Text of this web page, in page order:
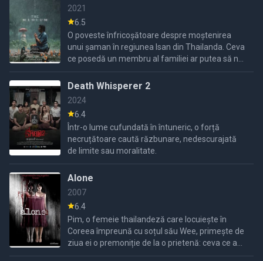
2021
6.5
O poveste înfricoșătoare despre moștenirea
unui șaman în regiunea Isan din Thailanda. Ceva
ce posedă un membru al familiei ar putea să nu
fie zeița pe care o credeau.
Death Whisperer 2
2024
6.4
Într-o lume cufundată în întuneric, o forță
necruțătoare caută răzbunare, nedescurajată
de limite sau moralitate.
Alone
2007
6.4
Pim, o femeie thailandeză care locuiește în
Coreea împreună cu soțul său Wee, primește de
ziua ei o premoniție de la o prietenă: ceva ce a
pierdut va reveni în viața ei. Dar unele lucruri